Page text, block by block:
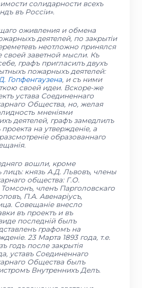
солидарности всехъ
въ Россiи».
оживления и обмена
деятелей, по закрытiи
неотложно принялся
своей заветной мысли. Къ
графъ пригласилъ двухъ
пожарныхъ деятелей:
Гопфенгаузена, и съ ними
своей идеи. Вскоре-же
устава Соединеннаго
Общества, но, желая
мненiями
деятелей, графъ замедлилъ
на утвержденiе, а
образованнаго
вошли, кроме
князь А.Д. Львовъ, члены
общества: Г.О.
членъ Парголовскаго
П.А. Авенарiусъ,
Совещанiе внесло
въ проектъ и въ
последнiй былъ
графомъ на
23 Марта 1893 года, т.е.
годъ после закрытiя
уставъ Соединеннаго
Общества былъ
Внутреннихъ Делъ.